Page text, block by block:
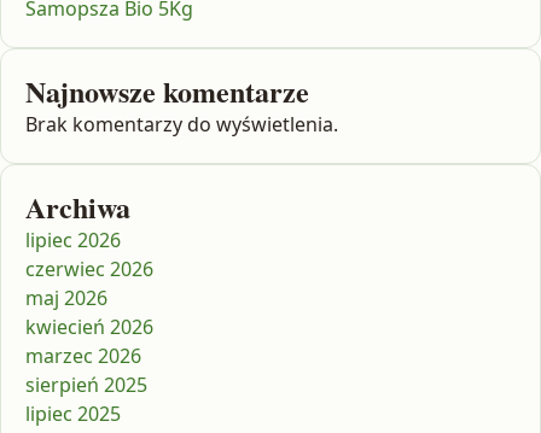
Samopsza Bio 5Kg
Najnowsze komentarze
Brak komentarzy do wyświetlenia.
Archiwa
lipiec 2026
czerwiec 2026
maj 2026
kwiecień 2026
marzec 2026
sierpień 2025
lipiec 2025